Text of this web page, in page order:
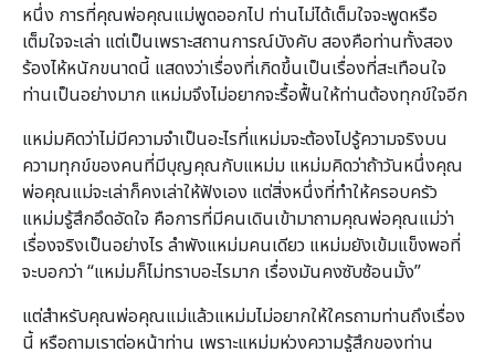
หนึ่ง การที่คุณพ่อคุณแม่พูดออกไป ท่านไม่ได้เต็มใจจะพูดหรือ
เต็มใจจะเล่า แต่เป็นเพราะสถานการณ์บังคับ สองคือท่านทั้งสอง
ร้องไห้หนักขนาดนี้ แสดงว่าเรื่องที่เกิดขึ้นเป็นเรื่องที่สะเทือนใจ
ท่านเป็นอย่างมาก แหม่มจึงไม่อยากจะรื้อฟื้นให้ท่านต้องทุกข์ใจอีก
แหม่มคิดว่าไม่มีความจำเป็นอะไรที่แหม่มจะต้องไปรู้ความจริงบน
ความทุกข์ของคนที่มีบุญคุณกับแหม่ม แหม่มคิดว่าถ้าวันหนึ่งคุณ
พ่อคุณแม่จะเล่าก็คงเล่าให้ฟังเอง แต่สิ่งหนึ่งที่ทำให้ครอบครัว
แหม่มรู้สึกอึดอัดใจ คือการที่มีคนเดินเข้ามาถามคุณพ่อคุณแม่ว่า
เรื่องจริงเป็นอย่างไร ลำพังแหม่มคนเดียว แหม่มยังเข้มแข็งพอที่
จะบอกว่า “แหม่มก็ไม่ทราบอะไรมาก เรื่องมันคงซับซ้อนมั้ง”
แต่สำหรับคุณพ่อคุณแม่แล้วแหม่มไม่อยากให้ใครถามท่านถึงเรื่อง
นี้ หรือถามเราต่อหน้าท่าน เพราะแหม่มห่วงความรู้สึกของท่าน